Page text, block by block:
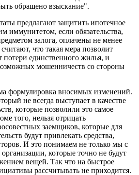
обращено взыскание".
предлагают защитить ипотечное
иммунитетом, если обязательства,
залога, оплачены не менее
что такая мера позволит
потери единственного жилья, и
мошенничеств со стороны
формулировка вносимых изменений.
не всегда выступает в качестве
которые позволили это самое
того, нельзя отрицать
заемщиков, которые для
будут привлекать средства,
И это понимаем не только мы с
которые точно не будут
вещей. Так что на быстрое
рассчитывать не приходится.